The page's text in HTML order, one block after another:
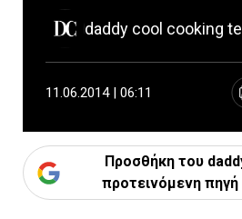
daddy cool cooking
11.06.2014 | 06:11
Προσθήκη του
προτεινόμενη